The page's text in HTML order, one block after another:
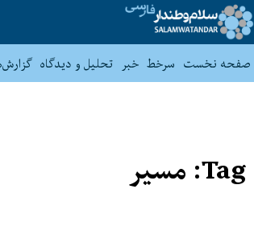
صفحه نخست سرخط خبر تحلیل و دیدگاه
Tag: مسیر